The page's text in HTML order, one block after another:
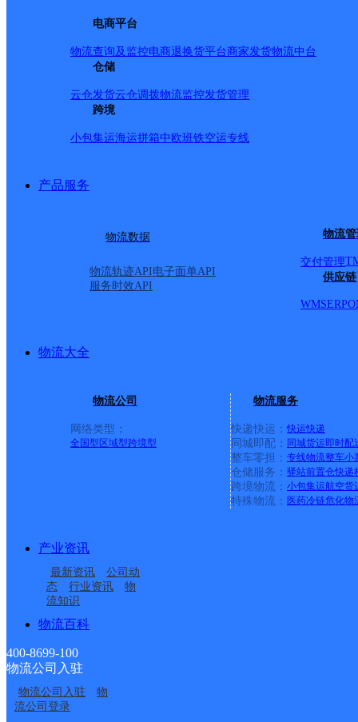
电商平台
物流查询及监控电商退换货平台商家发货物流中台
仓储
云仓发货云仓调拨物流监控发货管理
跨境
小包集运海运拼箱中欧班铁空运专线
产品服务
物流数据
物流轨迹API电子面单API
服务时效API
物流
交付管理
供应链
WMSERP
物流大全
物流公司
网络类型：
全国型 区域型跨境型
物流服务
快递快运： 快运快递
同城即配： 同城货运即时配
整车零担： 专线物流整车小
仓储服务： 驿站前置仓快递
跨境物流： 小包集运航空货
特殊物流： 医药冷链危化物
产业资讯
最新资讯
公司动
态
行业资讯
物
流知识
物流百科
400-8699-100
物流公司入驻
物流公司入驻
物
流公司登录
网点地址：四川省雅安市石棉县棉城街道滨河路965号
网点负责人：
雅安石棉县营业部
石棉县滨河路邮政支局
石棉县解放路邮政支局
雅安市挺进路邮政所
石棉县田湾邮政所
雅安市观化邮政所